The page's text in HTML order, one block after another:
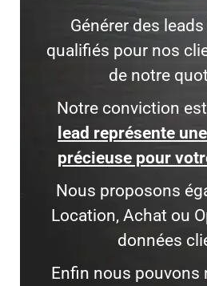
Générer des
qualifiés pour nos
de notre
Notre conviction
lead représente
précieuse pour
Nous proposons
Location, Achat ou
données
Enfin nous pouvons